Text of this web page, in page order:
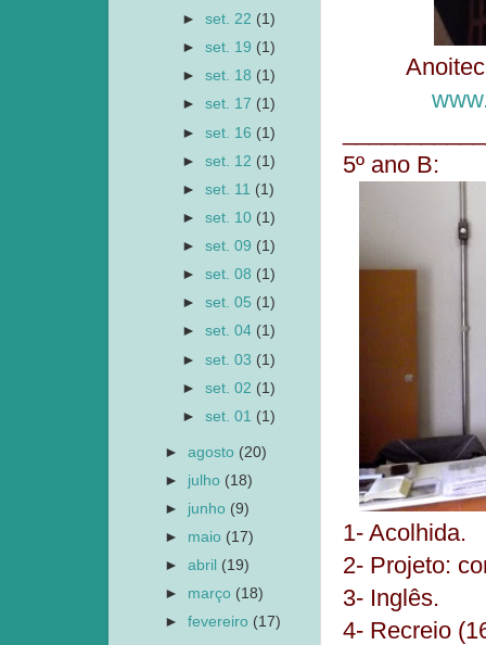
5º ano B:
1- Acolhida.
2- Projeto:
3- Inglês.
4- Recreio
►set. 22 (1)
►set. 19 (1)
►set. 18 (1)
►set. 17 (1)
►set. 16 (1)
►set. 12 (1)
►set. 11 (1)
►set. 10 (1)
►set. 09 (1)
►set. 08 (1)
►set. 05 (1)
►set. 04 (1)
►set. 03 (1)
►set. 02 (1)
►set. 01 (1)
►agosto (20)
► julho (18)
► junho (9)
► maio (17)
►abril (19)
► março (18)
►fevereiro (17)